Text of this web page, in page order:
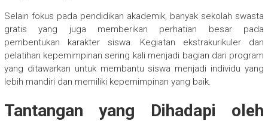
Selain fokus pada pendidikan akademik, banyak sekolah swasta
gratis yang juga memberikan perhatian besar pada
pembentukan karakter siswa. Kegiatan ekstrakurikuler dan
pelatihan kepemimpinan sering kali menjadi bagian dari program
yang ditawarkan untuk membantu siswa menjadi individu yang
lebih mandiri dan memiliki kepemimpinan yang baik.
Tantangan yang Dihadapi oleh